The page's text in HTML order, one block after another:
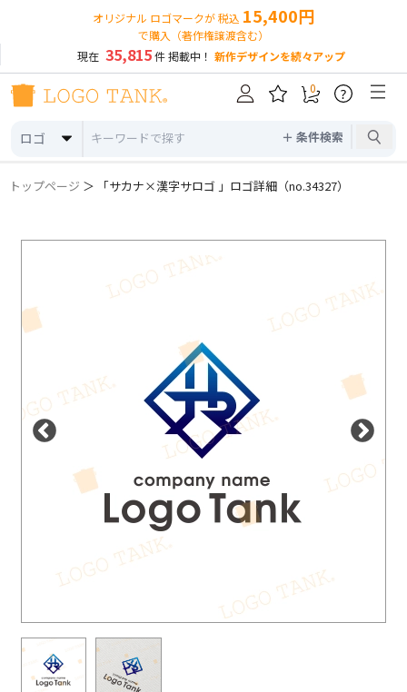
オリジナル ロゴマークが 税込 15,400円
で購入（著作権譲渡含む）
現在 35,815件 掲載中！ 新作デザインを続々アップ
ロゴ ＋ 条件検索
0 ?
トップページ ＞ 「サカナ×漢字サロゴ 」ロゴ詳細（no.34327）